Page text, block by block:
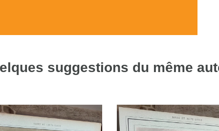
suggestions du même